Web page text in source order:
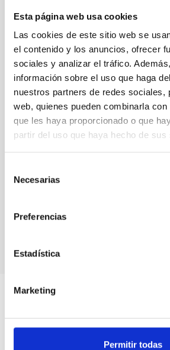
Esta página web usa cookies
Las cookies de este sitio web se
el contenido y los anuncios, ofrecer
sociales y analizar el tráfico.
información sobre el uso que haga
nuestros partners de redes sociales,
web, quienes pueden combinarla
que les haya proporcionado o que
partir del uso que haya hecho de sus
Necesarias
Preferencias
Estadística
Marketing
Permitir todas
Ondas magnéticas en una mancha
Algunos asistentes al acto de
Cielo